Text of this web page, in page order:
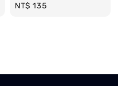
Regular
NT$ 135